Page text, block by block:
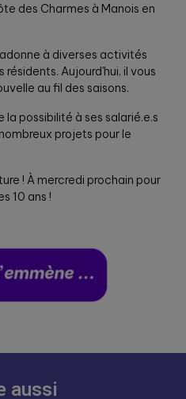
des Charmes à Manois en
à diverses activités
Aujourd’hui, il vous
au fil des saisons.
la possibilité à ses salarié.e.s
projets pour le
! À mercredi prochain pour
10 ans !
aussi